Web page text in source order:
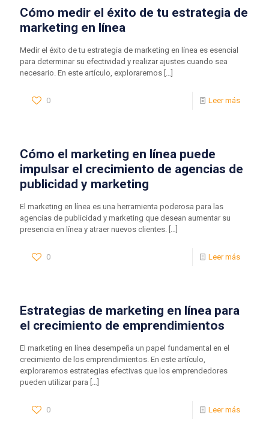
Cómo medir el éxito de tu estrategia de
marketing en línea
Medir el éxito de tu estrategia de marketing en línea es esencial
para determinar su efectividad y realizar ajustes cuando sea
necesario. En este artículo, exploraremos […]
0 Leer más
Cómo el marketing en línea puede
impulsar el crecimiento de agencias de
publicidad y marketing
El marketing en línea es una herramienta poderosa para las
agencias de publicidad y marketing que desean aumentar su
presencia en línea y atraer nuevos clientes. […]
0 Leer más
Estrategias de marketing en línea para
el crecimiento de emprendimientos
El marketing en línea desempeña un papel fundamental en el
crecimiento de los emprendimientos. En este artículo,
exploraremos estrategias efectivas que los emprendedores
pueden utilizar para […]
0 Leer más